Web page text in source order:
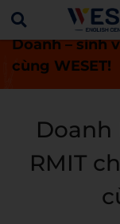
Trang chủ
Doanh – sinh
cùng WESET!
Doanh
RMIT